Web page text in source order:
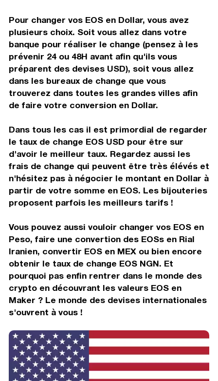
Pour changer vos EOS en Dollar, vous avez
plusieurs choix. Soit vous allez dans votre
banque pour réaliser le change (pensez à les
prévenir 24 ou 48H avant afin qu'ils vous
préparent des devises USD), soit vous allez
dans les bureaux de change que vous
trouverez dans toutes les grandes villes afin
de faire votre conversion en Dollar.
Dans tous les cas il est primordial de regarder
le taux de change EOS USD pour être sur
d'avoir le meilleur taux. Regardez aussi les
frais de change qui peuvent être très élévés et
n'hésitez pas à négocier le montant en Dollar à
partir de votre somme en EOS. Les bijouteries
proposent parfois les meilleurs tarifs !
Vous pouvez aussi vouloir changer vos EOS en
Peso, faire une convertion des EOSs en Rial
Iranien, convertir EOS en MEX ou bien encore
obtenir le taux de change EOS NGN. Et
pourquoi pas enfin rentrer dans le monde des
crypto en découvrant les valeurs EOS en
Maker ? Le monde des devises internationales
s'ouvrent à vous !